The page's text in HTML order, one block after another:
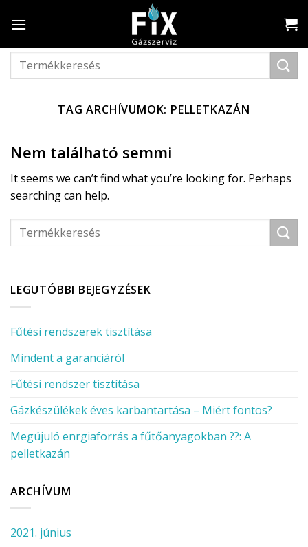
Keresés
TAG ARCHÍVUMOK: PELLETKAZÁN
Nem található semmi
It seems we can’t find what you’re looking for. Perhaps
searching can help.
LEGUTÓBBI BEJEGYZÉSEK
Fűtési rendszerek tisztítása
Mindent a garanciáról
Fűtési rendszer tisztítása
Gázkészülékek éves karbantartása – Miért fontos?
Megújuló enrgiaforrás a fűtőanyagokban ??: A
pelletkazán
ARCHÍVUM
2021. június